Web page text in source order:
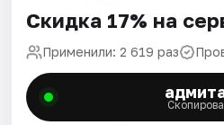
Скидка 17% на
Применили: 2 619 раз